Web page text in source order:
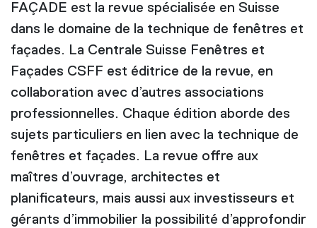
FAÇADE est la revue spécialisée en Suisse
dans le domaine de la technique de fenêtres et
façades. La Centrale Suisse Fenêtres et
Façades CSFF est éditrice de la revue, en
collaboration avec d’autres associations
professionnelles. Chaque édition aborde des
sujets particuliers en lien avec la technique de
fenêtres et façades. La revue offre aux
maîtres d’ouvrage, architectes et
planificateurs, mais aussi aux investisseurs et
gérants d’immobilier la possibilité d’approfondir